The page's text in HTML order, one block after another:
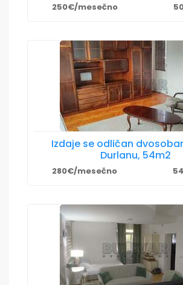
250€/mesečno
Izdaje se odličan
Durlanu, 54m2
280€/mesečno